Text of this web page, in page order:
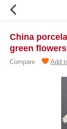
China
green
Compare Add